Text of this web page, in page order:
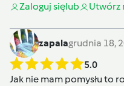
Zaloguj sięlub Utwórz
zapalagrudnia 18,
5.0
Jak nie mam pomysłu to